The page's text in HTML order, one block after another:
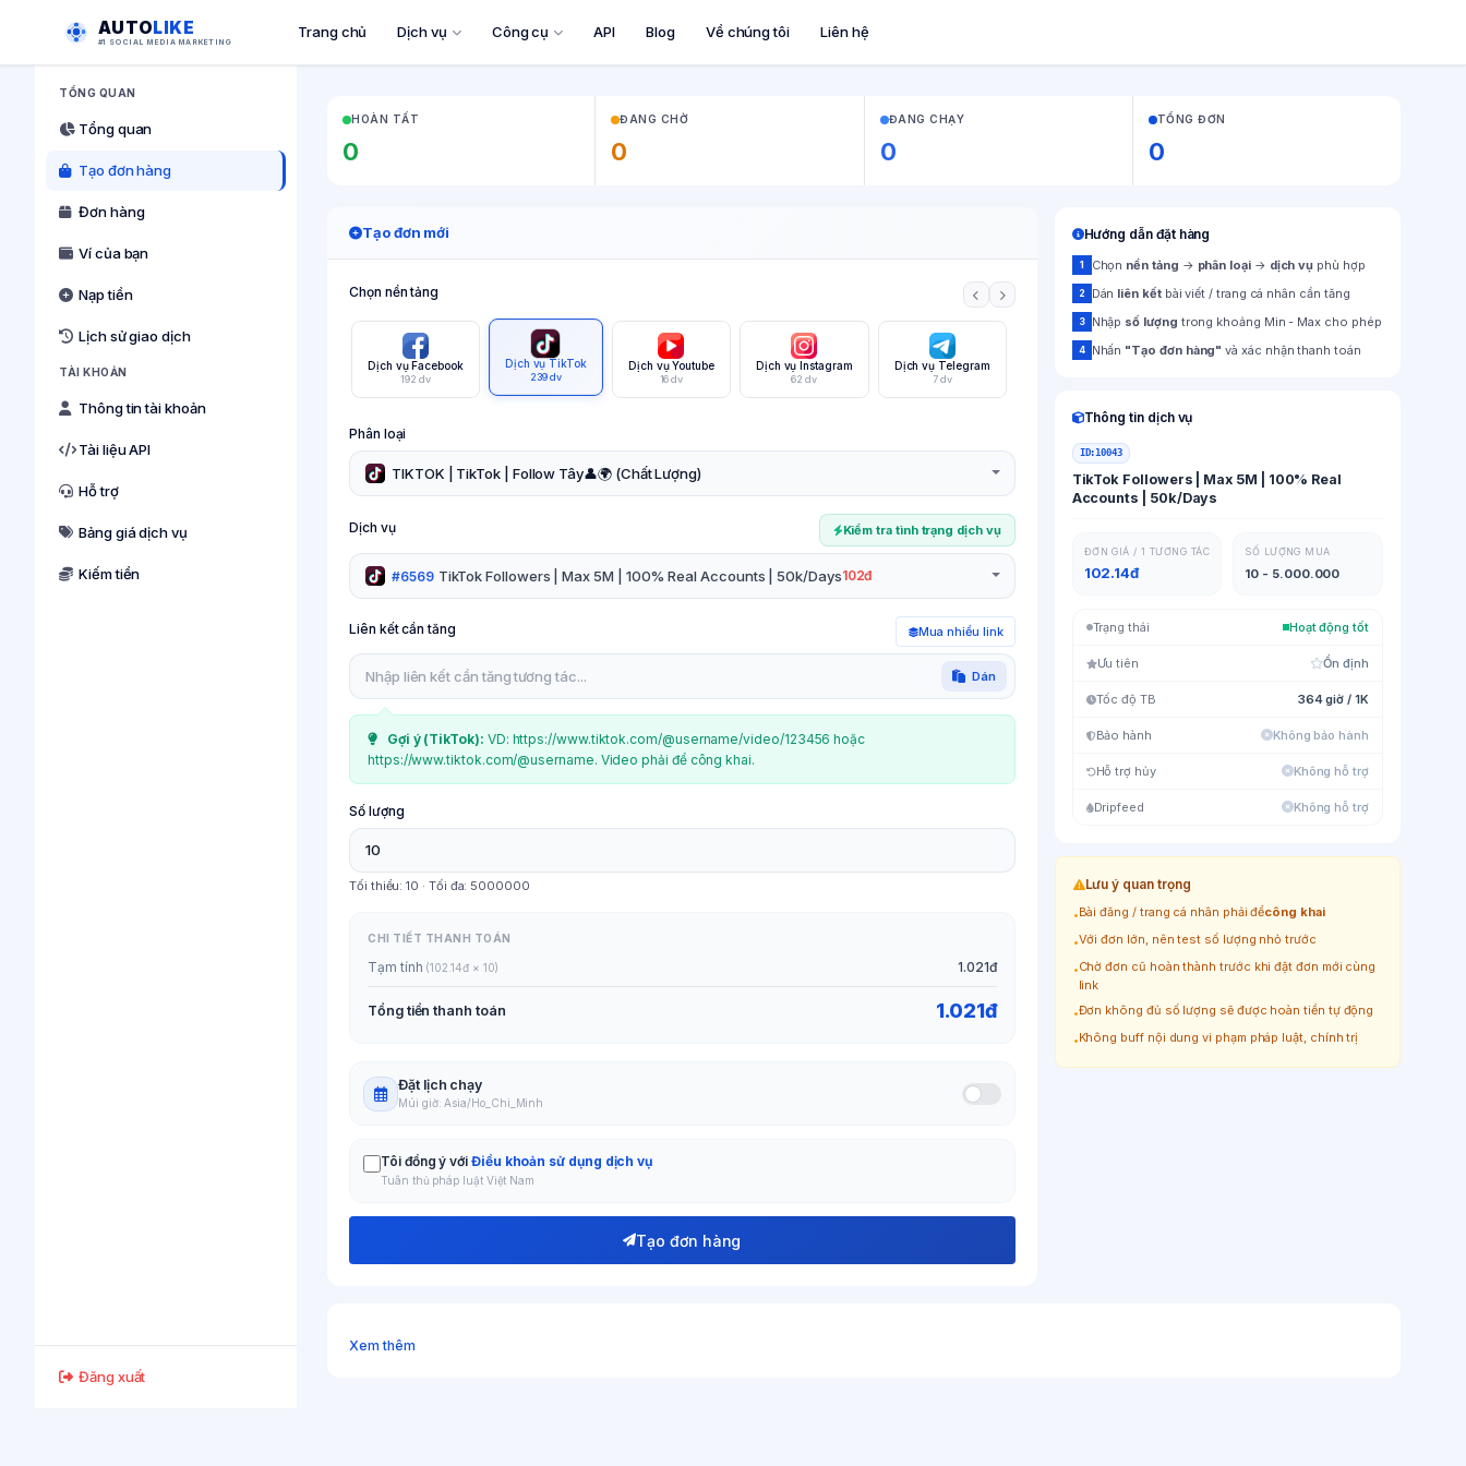
AUTOLIKE
#1 SOCIAL MEDIA MARKETING
Trang chủ Dịch vụ Công cụ API Blog Về chúng tôi Liên hệ
TỔNG QUAN
Tổng quan
Tạo đơn hàng
Đơn hàng
Ví của bạn
Nạp tiền
Lịch sử giao dịch
TÀI KHOẢN
Thông tin tài khoản
Tài liệu API
Hỗ trợ
Bảng giá dịch vụ
Kiếm tiền
Đăng xuất
HOÀN TẤT
0
ĐANG CHỜ
0
ĐANG CHẠY
0
TỔNG ĐƠN
0
Tạo đơn mới
Chọn nền tảng
Dịch vụ Facebook
192 dv
Dịch vụ TikTok
239 dv
Dịch vụ Youtube
16 dv
Dịch vụ Instagram
62 dv
Dịch vụ Telegram
7 dv
Phân loại
TIKTOK | TikTok | Follow Tây👤🌍 (Chất Lượng)
Dịch vụ Kiểm tra tình trạng dịch vụ
#6569 TikTok Followers | Max 5M | 100% Real Accounts | 50k/Days102đ
Liên kết cần tăng Mua nhiều link
Dán
Gợi ý (TikTok): VD: https://www.tiktok.com/@username/video/123456 hoặc
https://www.tiktok.com/@username. Video phải để công khai.
Số lượng
Tối thiểu:10 · Tối đa: 5000000
CHI TIẾT THANH TOÁN
Tạm tính (102.14đ × 10) 1.021đ
Tổng tiền thanh toán 1.021đ
Đặt lịch chạy
Múi giờ: Asia/Ho_Chi_Minh
Tôi đồng ý với Điều khoản sử dụng dịch vụ
Tuân thủ pháp luật Việt Nam
Tạo đơn hàng
Hướng dẫn đặt hàng
1 Chọn nền tảng → phân loại→ dịch vụ phù hợp
2 Dán liên kếtbài viết / trang cá nhân cần tăng
3 Nhập số lượng trong khoảng Min - Max cho phép
4 Nhấn "Tạo đơn hàng" và xác nhận thanh toán
Thông tin dịch vụ
ID:10043
TikTok Followers | Max 5M | 100% Real
Accounts | 50k/Days
ĐƠN GIÁ / 1 TƯƠNG TÁC
102.14đ
SỐ LƯỢNG MUA
10 - 5.000.000
Trạng thái Hoạt động tốt
Ưu tiên Ổn định
Tốc độ TB 364 giờ / 1K
Bảo hành Không bảo hành
Hỗ trợ hủy Không hỗ trợ
Dripfeed Không hỗ trợ
Lưu ý quan trọng
•Bài đăng / trang cá nhân phải đểcông khai
•Với đơn lớn, nên test số lượng nhỏ trước
•Chờ đơn cũ hoàn thành trước khi đặt đơn mới cùng
link
•Đơn không đủ số lượng sẽ được hoàn tiền tự động
•Không buff nội dung vi phạm pháp luật, chính trị
Xem thêm